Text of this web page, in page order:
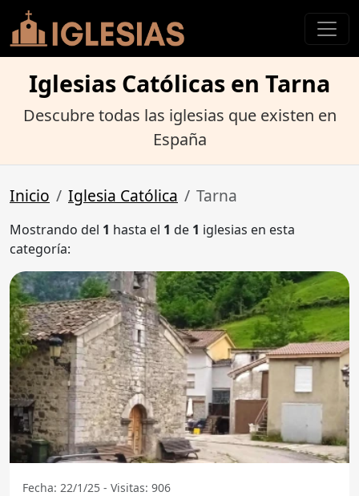
Iglesias Católicas en Tarna
Descubre todas las iglesias que existen en
España
Inicio Iglesia Católica Tarna
Mostrando del 1 hasta el 1 de 1 iglesias en esta
categoría:
Fecha: 22/1/25 - Visitas: 906